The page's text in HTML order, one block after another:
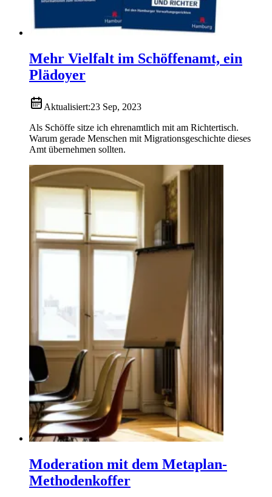
Mehr Vielfalt im Schöffenamt, ein
Plädoyer
Aktualisiert:23 Sep, 2023
Als Schöffe sitze ich ehrenamtlich mit am Richtertisch.
Warum gerade Menschen mit Migrationsgeschichte dieses
Amt übernehmen sollten.
Moderation mit dem Metaplan-
Methodenkoffer